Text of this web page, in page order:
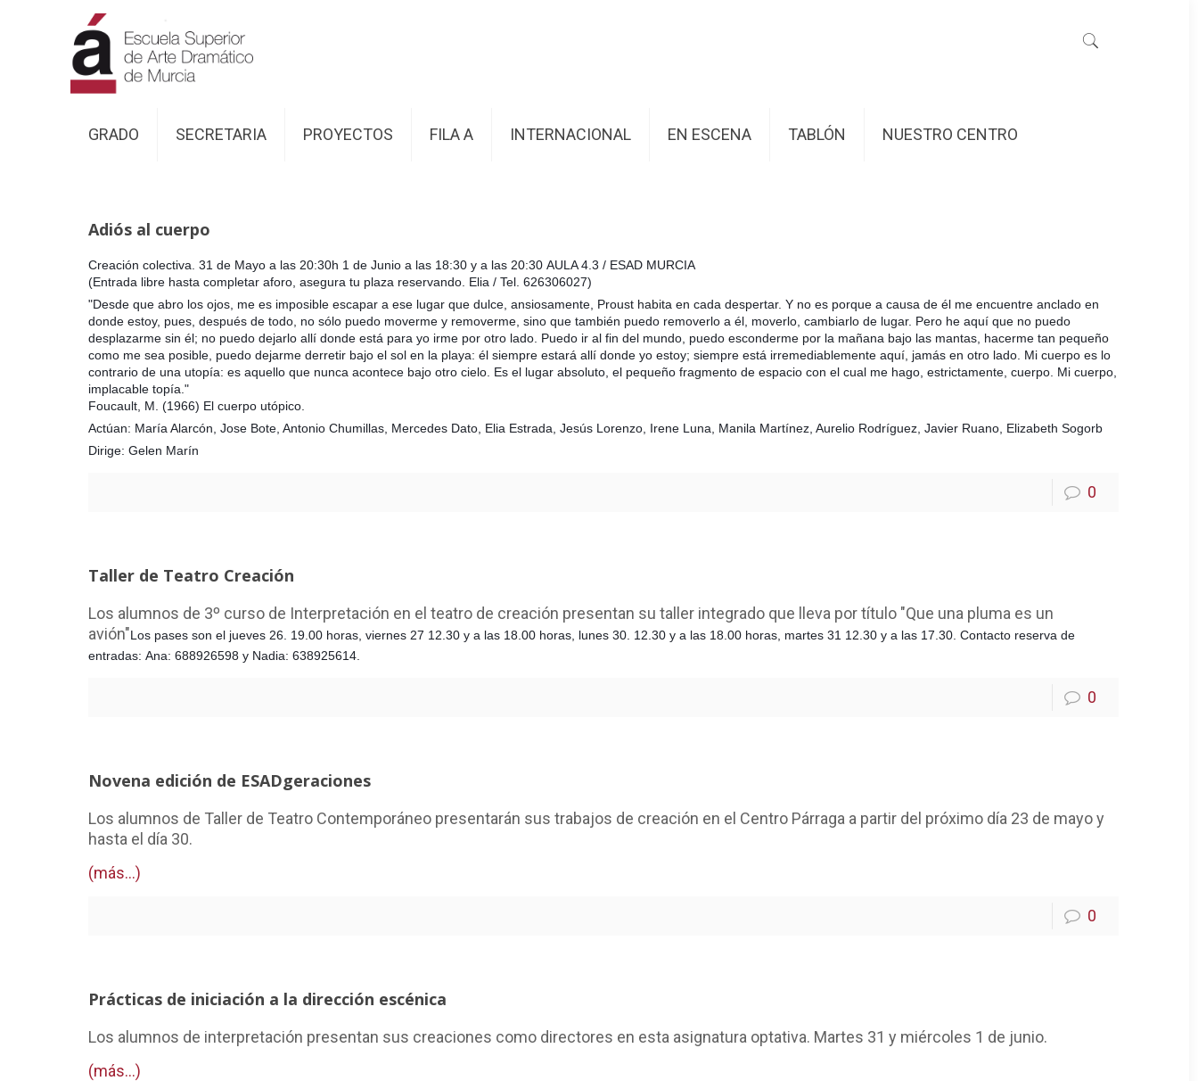
GRADO SECRETARIA PROYECTOS FILA A INTERNACIONAL EN ESCENA TABLÓN NUESTRO CENTRO
Adiós al cuerpo
Creación colectiva. 31 de Mayo a las 20:30h 1 de Junio a las 18:30 y a las 20:30 AULA 4.3 / ESAD MURCIA
(Entrada libre hasta completar aforo, asegura tu plaza reservando. Elia / Tel. 626306027)
"Desde que abro los ojos, me es imposible escapar a ese lugar que dulce, ansiosamente, Proust habita en cada despertar. Y no es porque a causa de él me encuentre anclado en
donde estoy, pues, después de todo, no sólo puedo moverme y removerme, sino que también puedo removerlo a él, moverlo, cambiarlo de lugar. Pero he aquí que no puedo
desplazarme sin él; no puedo dejarlo allí donde está para yo irme por otro lado. Puedo ir al fin del mundo, puedo esconderme por la mañana bajo las mantas, hacerme tan pequeño
como me sea posible, puedo dejarme derretir bajo el sol en la playa: él siempre estará allí donde yo estoy; siempre está irremediablemente aquí, jamás en otro lado. Mi cuerpo es lo
contrario de una utopía: es aquello que nunca acontece bajo otro cielo. Es el lugar absoluto, el pequeño fragmento de espacio con el cual me hago, estrictamente, cuerpo. Mi cuerpo,
implacable topía."
Foucault, M. (1966) El cuerpo utópico.
Actúan: María Alarcón, Jose Bote, Antonio Chumillas, Mercedes Dato, Elia Estrada, Jesús Lorenzo, Irene Luna, Manila Martínez, Aurelio Rodríguez, Javier Ruano, Elizabeth Sogorb
Dirige: Gelen Marín
0
Taller de Teatro Creación
Los alumnos de 3º curso de Interpretación en el teatro de creación presentan su taller integrado que lleva por título "Que una pluma es un
avión"Los pases son el jueves 26. 19.00 horas, viernes 27 12.30 y a las 18.00 horas, lunes 30. 12.30 y a las 18.00 horas, martes 31 12.30 y a las 17.30. Contacto reserva de
entradas: Ana: 688926598 y Nadia: 638925614.
0
Novena edición de ESADgeraciones
Los alumnos de Taller de Teatro Contemporáneo presentarán sus trabajos de creación en el Centro Párraga a partir del próximo día 23 de mayo y
hasta el día 30.
(más…)
0
Prácticas de iniciación a la dirección escénica
Los alumnos de interpretación presentan sus creaciones como directores en esta asignatura optativa. Martes 31 y miércoles 1 de junio.
(más…)